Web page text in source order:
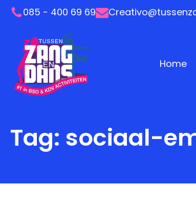
085 - 400 69 69
Home
Tag: sociaal-